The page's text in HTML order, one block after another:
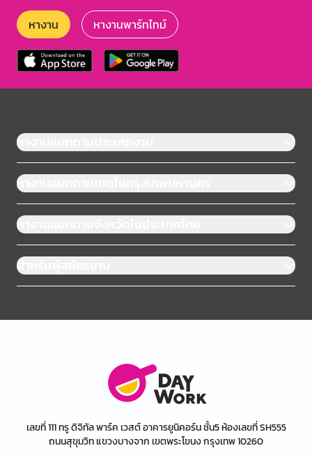
หางาน หางานพาร์ทไทม์
หางานแยกตามประเภทงาน
หางานแยกตามเขตในกรุงเทพมหานคร
หางานแยกตามจังหวัดในประเทศไทย
สำหรับผู้สมัครงาน
เลขที่ 111 ทรู ดิจิทัล พาร์ค เวสต์ อาคารยูนิคอร์น ชั้น5 ห้องเลขที่ SH555
ถนนสุขุมวิท แขวงบางจาก เขตพระโขนง กรุงเทพ 10260